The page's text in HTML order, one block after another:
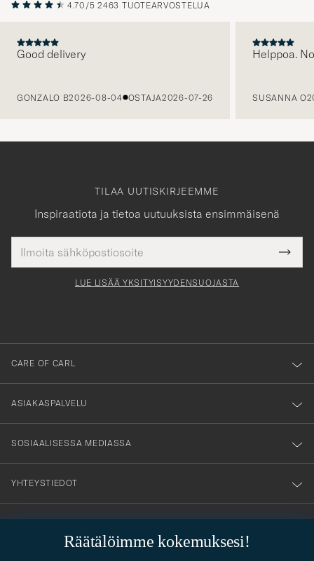
4.70/5 2463 TUOTEARVOSTELUA
Good delivery
GONZALO B2026-08-04 OSTAJA2026-07-26
Helppoa.
SUSANNA O
Räätälöimme kokemuksesi!
TILAA UUTISKIRJEEMME
Inspiraatiota ja tietoa uutuuksista ensimmäisenä
tieto
Tack
för
dig
till
vårt
nyhetsbrev!
LUE LISÄÄ YKSITYISYYDENSUOJASTA
CARE OF CARL
ASIAKASPALVELU
SOSIAALISESSA MEDIASSA
YHTEYSTIEDOT
PUKEUTUMISNEUVONTA